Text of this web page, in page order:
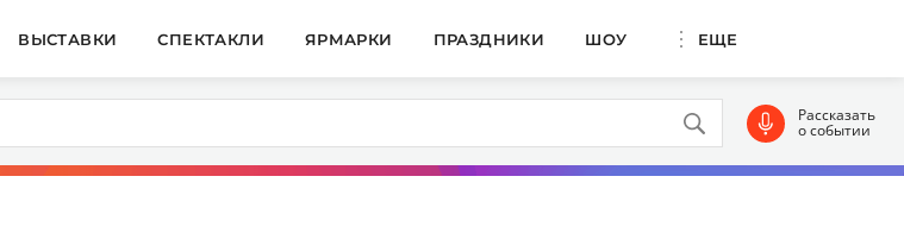
ВЫСТАВКИ СПЕКТАКЛИ ЯРМАРКИ ПРАЗДНИКИ ШОУ ЕЩЕ
Рассказать
о событии